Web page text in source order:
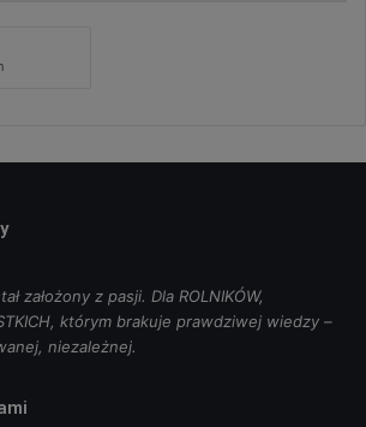
założony z pasji. Dla ROLNIKÓW,
którym brakuje prawdziwej wiedzy –
niezależnej.